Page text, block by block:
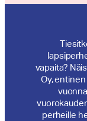
vapaita?
Oy,
perheille